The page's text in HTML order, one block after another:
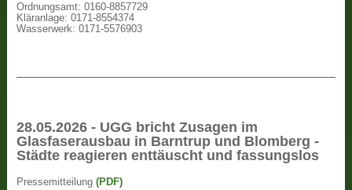
Ordnungsamt: 0160-8857729
Kläranlage: 0171-8554374
Wasserwerk: 0171-5576903
28.05.2026 - UGG bricht Zusagen im
Glasfaserausbau in Barntrup und Blomberg -
Städte reagieren enttäuscht und fassungslos
Pressemitteilung(PDF)